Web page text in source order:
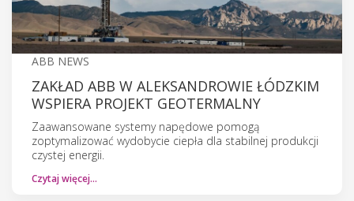
ABB NEWS
ZAKŁAD ABB W ALEKSANDROWIE ŁÓDZKIM
WSPIERA PROJEKT GEOTERMALNY
Zaawansowane systemy napędowe pomogą
zoptymalizować wydobycie ciepła dla stabilnej produkcji
czystej energii.
Czytaj więcej…